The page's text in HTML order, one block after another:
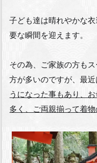
子ども達は晴れやかな
要な瞬間を迎えます。
その為、ご家族の方も
方が多いのですが、最近
うになった事もあり、
多く、ご両親揃って着